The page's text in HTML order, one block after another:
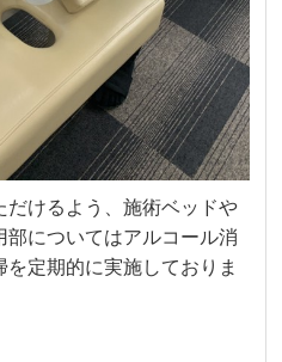
けるよう、施術ベッドや
についてはアルコール消
定期的に実施しておりま